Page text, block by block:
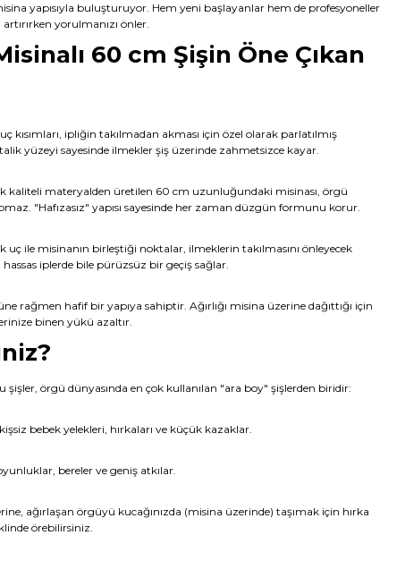
yapısıyla buluşturuyor. Hem yeni başlayanlar hem de profesyoneller
yorulmanızı önler.
60 cm Şişin Öne Çıkan
kısımları, ipliğin takılmadan akması için özel olarak parlatılmış
yüzeyi sayesinde ilmekler şiş üzerinde zahmetsizce kayar.
kaliteli materyalden üretilen 60 cm uzunluğundaki misinası, örgü
"Hafızasız" yapısı sayesinde her zaman düzgün formunu korur.
uç ile misinanın birleştiği noktalar, ilmeklerin takılmasını önleyecek
hassas iplerde bile pürüzsüz bir geçiş sağlar.
rağmen hafif bir yapıya sahiptir. Ağırlığı misina üzerine dağıttığı için
binen yükü azaltır.
şişler, örgü dünyasında en çok kullanılan "ara boy" şişlerden biridir:
bebek yelekleri, hırkaları ve küçük kazaklar.
bereler ve geniş atkılar.
ağırlaşan örgüyü kucağınızda (misina üzerinde) taşımak için hırka
örebilirsiniz.